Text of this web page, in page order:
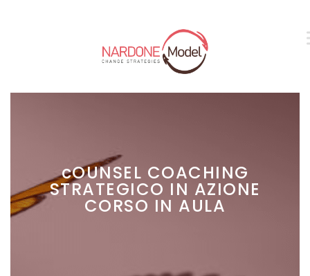
cOUNSEL COACHING
STRATEGICO IN AZIONE
CORSO IN AULA